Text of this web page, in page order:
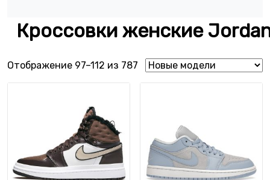
Кроссовки женские
Отображение 97–112 из 787 Сортировка: самые